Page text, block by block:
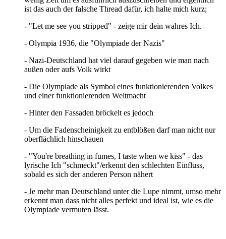
ist das auch der falsche Thread dafür, ich halte mich kurz;
- "Let me see you stripped" - zeige mir dein wahres Ich.
- Olympia 1936, die "Olympiade der Nazis"
- Nazi-Deutschland hat viel darauf gegeben wie man nach
außen oder aufs Volk wirkt
- Die Olympiade als Symbol eines funktionierenden Volkes
und einer funktionierenden Weltmacht
- Hinter den Fassaden bröckelt es jedoch
- Um die Fadenscheinigkeit zu entblößen darf man nicht nur
oberflächlich hinschauen
- "You're breathing in fumes, I taste when we kiss" - das
lyrische Ich "schmeckt"/erkennt den schlechten Einfluss,
sobald es sich der anderen Person nähert
- Je mehr man Deutschland unter die Lupe nimmt, umso mehr
erkennt man dass nicht alles perfekt und ideal ist, wie es die
Olympiade vermuten lässt.